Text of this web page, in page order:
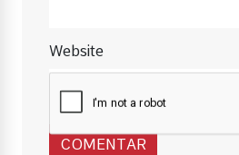
Website